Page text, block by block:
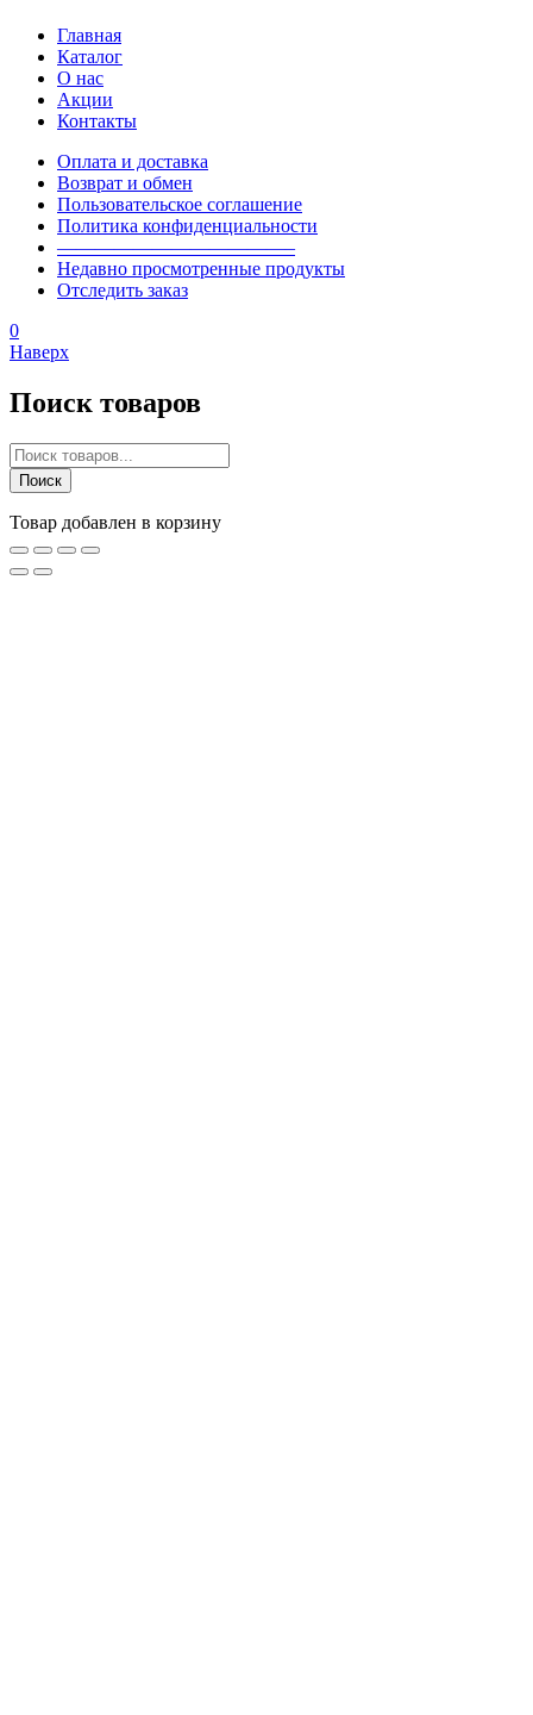
Главная
Каталог
О нас
Акции
Контакты
Оплата и доставка
Возврат и обмен
Пользовательское соглашение
Политика конфиденциальности
————————————–
Недавно просмотренные продукты
Отследить заказ
0
Наверх
Поиск товаров
Поиск
товаров
Поиск
Товар добавлен в корзину